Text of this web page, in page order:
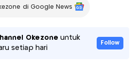
di Google News
Okezone untuk
setiap hari
Follow